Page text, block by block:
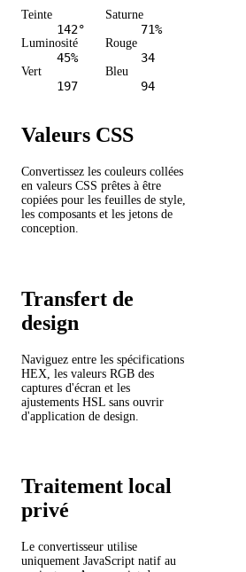
Teinte
142°
Saturne
71%
Luminosité
45%
Rouge
34
Vert
197
Bleu
94
Valeurs CSS
Convertissez les couleurs collées
en valeurs CSS prêtes à être
copiées pour les feuilles de style,
les composants et les jetons de
conception.
Transfert de
design
Naviguez entre les spécifications
HEX, les valeurs RGB des
captures d'écran et les
ajustements HSL sans ouvrir
d'application de design.
Traitement local
privé
Le convertisseur utilise
uniquement JavaScript natif au